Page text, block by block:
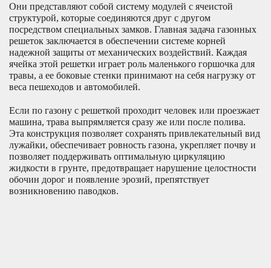
Они представляют собой систему модулей с ячеистой
структурой, которые соединяются друг с другом
посредством специальных замков. Главная задача газонных
решеток заключается в обеспечении системе корней
надежной защиты от механических воздействий. Каждая
ячейка этой решетки играет роль маленького горшочка для
травы, а ее боковые стенки принимают на себя нагрузку от
веса пешеходов и автомобилей.
Если по газону с решеткой проходит человек или проезжает
машина, трава выпрямляется сразу же или после полива.
Эта конструкция позволяет сохранять привлекательный вид
лужайки, обеспечивает ровность газона, укрепляет почву и
позволяет поддерживать оптимальную циркуляцию
жидкости в грунте, предотвращает нарушение целостности
обочин дорог и появление эрозий, препятствует
возникновению паводков.